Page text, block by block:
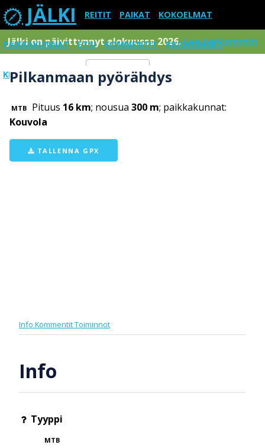
JÄLKI REITIT PAIKAT KOKOELMAT
PAIKKAKUNNAT ETSI KOMMENTIT RAJOITUKSET
KIRJAUDU SISÄÄN Menu
Jälki on päivittynnyt elokuussa 2026.Lue tarkemmin
Pilkanmaan pyörähdys
MTB Pituus 16 km; nousua 300 m; paikkakunnat:
Kouvola
TALLENNA GPX
Info KommentitToiminnot
Info
Tyyppi
MTB